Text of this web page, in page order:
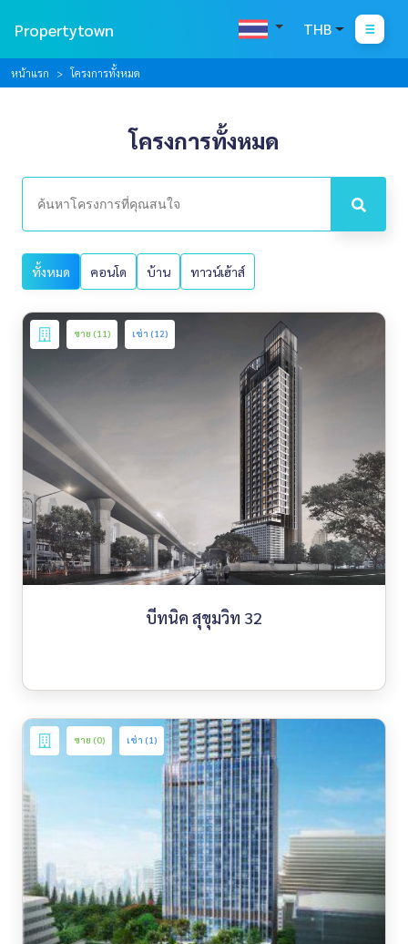
Propertytown THB
หน้าแรก โครงการทั้งหมด
โครงการทั้งหมด
ทั้งหมด คอนโด บ้าน ทาวน์เฮ้าส์
ขาย (11) เช่า (12)
บีทนิค สุขุมวิท 32
ขาย (0) เช่า (1)